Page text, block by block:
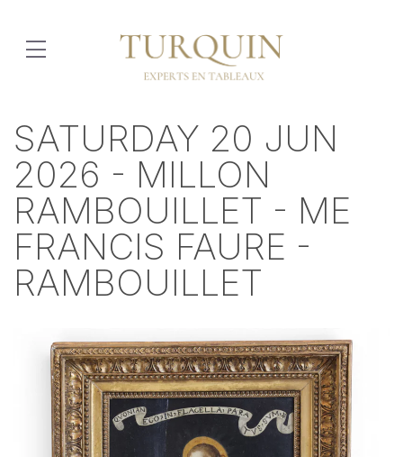
SATURDAY 20 JUN
2026 - MILLON
RAMBOUILLET - ME
FRANCIS FAURE -
RAMBOUILLET